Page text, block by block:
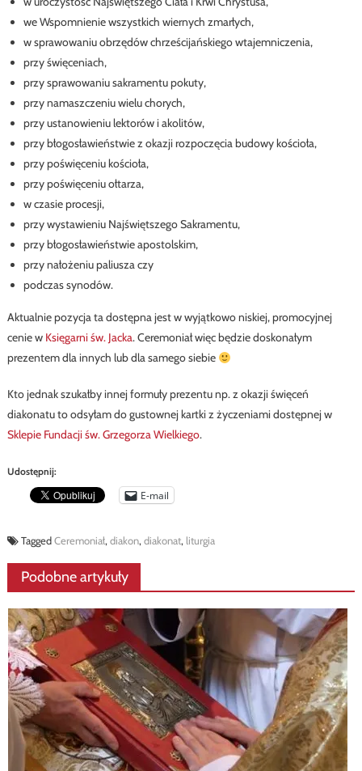
we Wspomnienie wszystkich wiernych zmarłych,
w sprawowaniu obrzędów chrześcijańskiego wtajemniczenia,
przy święceniach,
przy sprawowaniu sakramentu pokuty,
przy namaszczeniu wielu chorych,
przy ustanowieniu lektorów i akolitów,
przy błogosławieństwie z okazji rozpoczęcia budowy kościoła,
przy poświęceniu kościoła,
przy poświęceniu ołtarza,
w czasie procesji,
przy wystawieniu Najświętszego Sakramentu,
przy błogosławieństwie apostolskim,
przy nałożeniu paliusza czy
podczas synodów.
Aktualnie pozycja ta dostępna jest w wyjątkowo niskiej, promocyjnej
cenie wKsięgarni św. Jacka. Ceremoniał więc będzie doskonałym
prezentem dla innych lub dla samego siebie
Kto jednak szukałby innej formuły prezentu np. z okazji święceń
diakonatu to odsyłam do gustownej kartki z życzeniami dostępnej w
Sklepie Fundacji św. Grzegorza Wielkiego.
Udostępnij:
E-mail
TaggedCeremoniał, diakon, diakonat, liturgia
Podobne artykuły